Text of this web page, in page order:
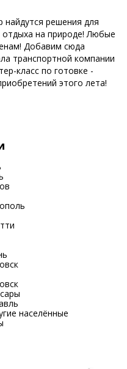
найдутся решения для
на природе! Любые
Добавим сюда
транспортной компании
класс по готовке -
этого лета!
населённые